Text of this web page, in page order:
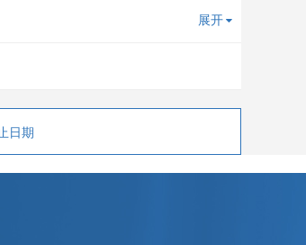
展开
日期